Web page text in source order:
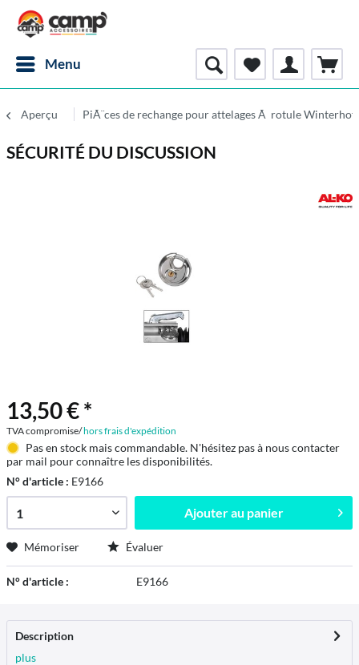
Menu
Aperçu PiÃ¨ces de rechange pour attelages Ã rotule Winterhoff
SÉCURITÉ DU DISCUSSION
13,50 € *
TVA compromise/hors frais d'expédition
Pas en stock mais commandable. N'hésitez pas à nous contacter
par mail pour connaître les disponibilités.
N° d'article : E9166
Ajouter au panier
Mémoriser Évaluer
N° d'article : E9166
Description
plus